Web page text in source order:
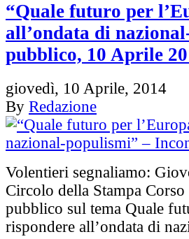
“Quale futuro per
all’ondata di
pubblico, 10 Aprile
giovedì, 10 Aprile, 2014
By Redazione
Volentieri segnaliamo:
Circolo della Stampa
pubblico sul tema Quale
rispondere all’ondata di